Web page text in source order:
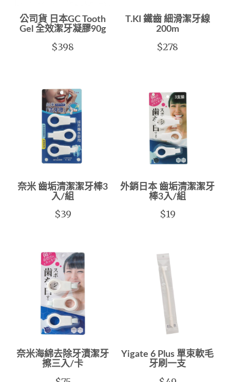
公司貨 日本GC Tooth
Gel 全效潔牙凝膠90g
$398
T.KI 鐵齒 細滑潔牙線
200m
$278
奈米 齒垢清潔潔牙棒3
入/組
$39
外銷日本 齒垢清潔潔牙
棒3入/組
$19
奈米海綿去除牙漬潔牙
擦三入/卡
Yigate 6 Plus 單束軟毛
牙刷一支